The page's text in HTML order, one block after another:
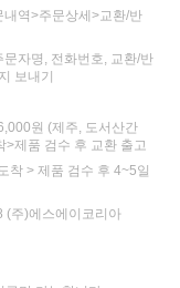
역>주문상세>교환/반
자명, 전화번호, 교환/반
보내기
원 (제주, 도서산간
>제품 검수 후 교환 출고
착 > 제품 검수 후 4~5일
(주)에스에이코리아